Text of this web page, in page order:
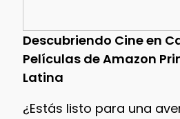
Descubriendo Cine en
Películas de Amazon
Latina
¿Estás listo para una